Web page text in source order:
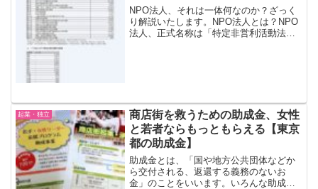
NPO法人、それは一体何なのか？ざっく
り解説いたします。NPO法人とは？NPO
法人、正式名称は「特定非営利活動法
起業・独立
商店街を救うための助成金、女性
と若者ならもっともらえる【東京
都の助成金】
助成金とは、「国や地方公共団体などか
ら交付される、返還する義務のないお
金」のことをいいます。いろんな助成金